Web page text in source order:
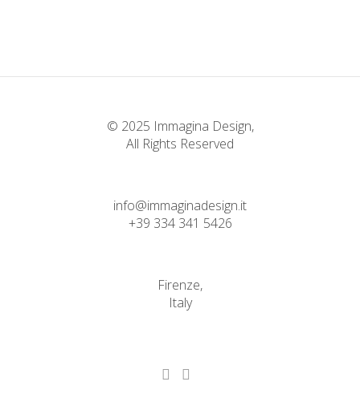
© 2025 Immagina Design,
All Rights Reserved
info@immaginadesign.it
+39 334 341 5426
Firenze,
Italy